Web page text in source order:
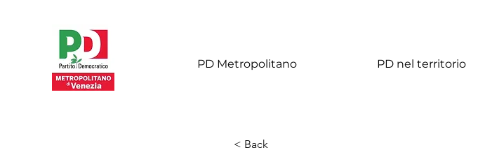
PD Metropolitano PD nel territorio
< Back